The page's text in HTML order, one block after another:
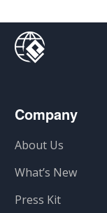
Company
About Us
What’s New
Press Kit